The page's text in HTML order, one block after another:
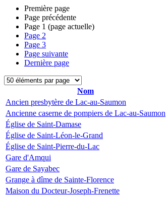
Première page
Page précédente
Page 1 (page actuelle)
Page 2
Page 3
Page suivante
Dernière page
Nom
Ancien presbytère de Lac-au-Saumon
Ancienne caserne de pompiers de Lac-au-Saumon
Église de Saint-Damase
Église de Saint-Léon-le-Grand
Église de Saint-Pierre-du-Lac
Gare d'Amqui
Gare de Sayabec
Grange à dîme de Sainte-Florence
Maison du Docteur-Joseph-Frenette